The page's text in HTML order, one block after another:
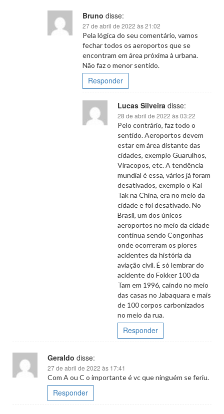
Bruno disse:
27 de abril de 2022 às 21:02
Pela lógica do seu comentário, vamos
fechar todos os aeroportos que se
encontram em área próxima à urbana.
Não faz o menor sentido.
Responder
Lucas Silveira disse:
28 de abril de 2022 às 03:22
Pelo contrário, faz todo o
sentido. Aeroportos devem
estar em área distante das
cidades, exemplo Guarulhos,
Viracopos, etc. A tendência
mundial é essa, vários já foram
desativados, exemplo o Kai
Tak na China, era no meio da
cidade e foi desativado. No
Brasil, um dos únicos
aeroportos no meio da cidade
continua sendo Congonhas
onde ocorreram os piores
acidentes da história da
aviação civil. É só lembrar do
acidente do Fokker 100 da
Tam em 1996, caindo no meio
das casas no Jabaquara e mais
de 100 corpos carbonizados
no meio da rua.
Responder
Geraldo disse:
27 de abril de 2022 às 17:41
Com A ou C o importante é vc que ninguém se feriu.
Responder